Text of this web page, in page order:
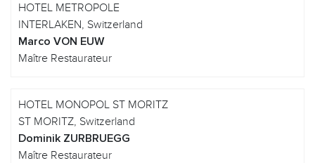
HOTEL METROPOLE
INTERLAKEN, Switzerland
Marco VON EUW
Maître Restaurateur
HOTEL MONOPOL ST MORITZ
ST MORITZ, Switzerland
Dominik ZURBRUEGG
Maître Restaurateur